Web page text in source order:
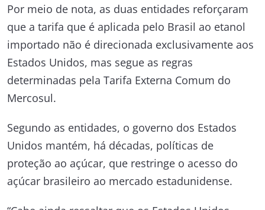
Por meio de nota, as duas entidades reforçaram
que a tarifa que é aplicada pelo Brasil ao etanol
importado não é direcionada exclusivamente aos
Estados Unidos, mas segue as regras
determinadas pela Tarifa Externa Comum do
Mercosul.
Segundo as entidades, o governo dos Estados
Unidos mantém, há décadas, políticas de
proteção ao açúcar, que restringe o acesso do
açúcar brasileiro ao mercado estadunidense.